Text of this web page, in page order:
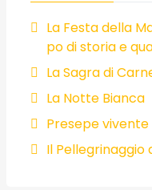
La Festa della
po di storia e
La Sagra di
La Notte Bianca
Presepe
Il Pellegrinaggio